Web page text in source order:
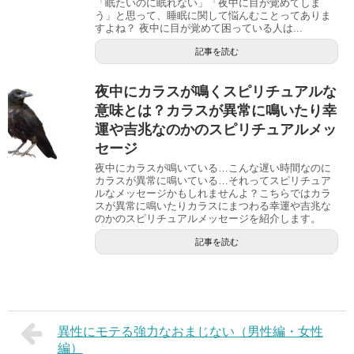
「眠たいのに眠れない」「夜中に目が覚めてしま
う」と思って、睡眠に関して悩んむことってありま
すよね？ 夜中に目が覚めて困っている人は...
記事を読む
夜中にカラスが鳴くスピリチュアルな
意味とは？カラスが異常に鳴いたり幸
運や吉兆なのかのスピリチュアルメッ
セージ
夜中にカラスが鳴いている…こんな遅い時間なのに
カラスが異常に鳴いている…それってスピリチュア
ルなメッセージかもしれませんよ？こちらではカラ
スが異常に鳴いたりカラスにまつわる幸運や吉兆な
のかのスピリチュアルメッセージを紹介します。
記事を読む
異性にモテる強力なおまじない（男性編・女性
編）